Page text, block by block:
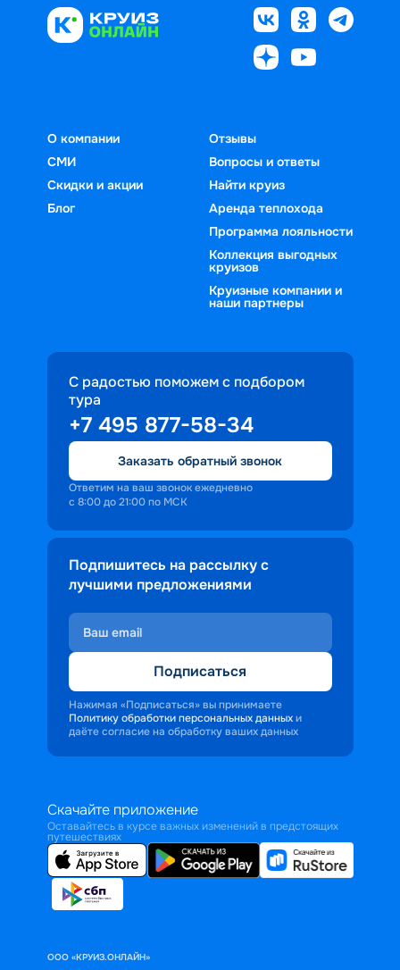
О компании
СМИ
Скидки и акции
Блог
Отзывы
Вопросы и ответы
Найти круиз
Аренда теплохода
Программа лояльности
Коллекция выгодных
круизов
Круизные компании и
наши партнеры
С радостью поможем с подбором
тура
+7 495 877-58-34
Заказать обратный звонок
Ответим на ваш звонок ежедневно
с 8:00 до 21:00 по МСК
Подпишитесь на рассылку с
лучшими предложениями
Подписаться
Нажимая «Подписаться» вы принимаете
Политику обработки персональных данных и
даёте согласие на обработку ваших данных
Скачайте приложение
Оставайтесь в курсе важных изменений в предстоящих
путешествиях
ООО «КРУИЗ.ОНЛАЙН»